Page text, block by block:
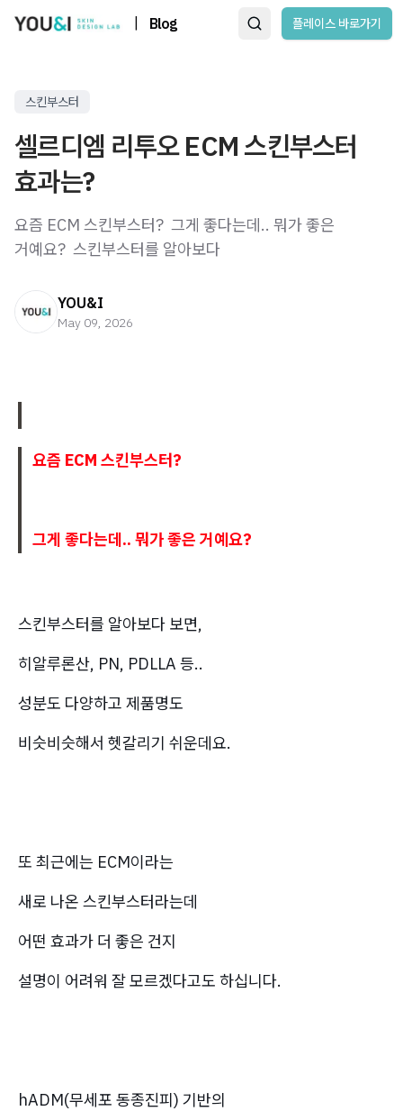
Blog 플레이스 바로가기
스킨부스터
셀르디엠 리투오 ECM 스킨부스터
효과는?
요즘 ECM 스킨부스터? ​ 그게 좋다는데.. 뭐가 좋은
거예요? ​ 스킨부스터를 알아보다
YOU&I
May 09, 2026
요즘 ECM 스킨부스터?
그게 좋다는데.. 뭐가 좋은 거예요?
스킨부스터를 알아보다 보면,
히알루론산, PN, PDLLA 등..
성분도 다양하고 제품명도
비슷비슷해서 헷갈리기 쉬운데요.
또 최근에는 ECM이라는
새로 나온 스킨부스터라는데
어떤 효과가 더 좋은 건지
설명이 어려워 잘 모르겠다고도 하십니다.
hADM(무세포 동종진피) 기반의